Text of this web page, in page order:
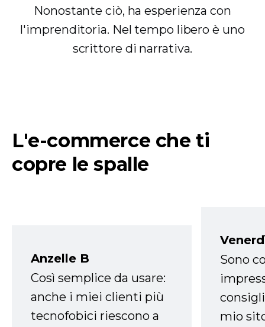
Nonostante ciò, ha esperienza con
l'imprenditoria. Nel tempo libero è uno
scrittore di narrativa.
L'e-commerce che ti
copre le spalle
Anzelle B
Così semplice da usare:
anche i miei clienti più
tecnofobici riescono a
Sono
mio